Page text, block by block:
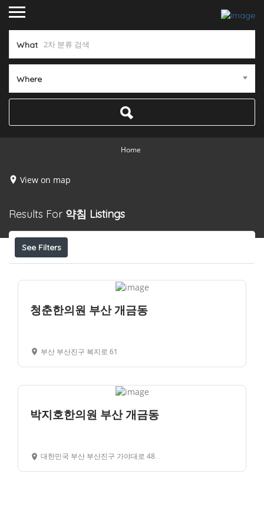
What
Where
Home
View on map
Results For 약침 Listings
See Filters
청춘한의원 부산 개금동
부산 부산진구 복지로 61
박지호한의원 부산 개금동
대한민국 부산 부산진구 가야대로 480 2 층